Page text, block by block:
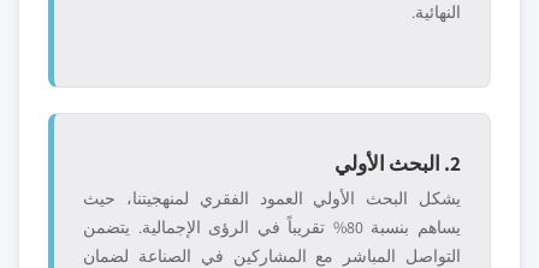
النهائية.
2. البحث الأولي
يشكل البحث الأولي العمود الفقري لمنهجيتنا، حيث
يساهم بنسبة 80% تقريباً في الرؤى الإجمالية. يتضمن
التواصل المباشر مع المشاركين في الصناعة لضمان